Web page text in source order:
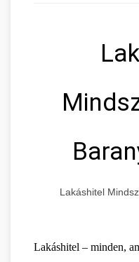
Lakáshitel
Lakáshitel – minden,